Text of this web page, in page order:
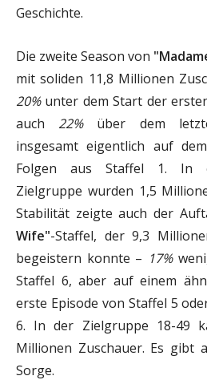
Geschichte.
Die zweite Season von
mit soliden 11,8 Millionen
20%unter dem Start der
auch 22%über dem
insgesamt eigentlich auf
Folgen aus Staffel 1. In
Zielgruppe wurden 1,5
Stabilität zeigte auch der
Wife"-Staffel, der 9,3
begeistern konnte – 17%
Staffel 6, aber auf einem
erste Episode von Staffel 5
6. In der Zielgruppe 18-49
Millionen Zuschauer. Es gibt
Sorge.